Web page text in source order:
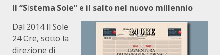
Il “Sistema Sole” e il salto nel nuovo millennio
Dal 2014 Il Sole
24 Ore, sotto la
direzione di